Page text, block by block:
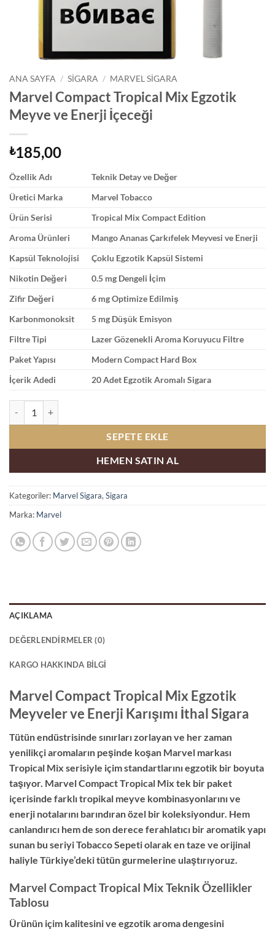
ANA SAYFA / SIGARA / MARVEL SIGARA
Marvel Compact Tropical Mix Egzotik
Meyve ve Enerji İçeceği
₺185,00
Özellik Adı
Teknik Detay ve Değer
Üretici Marka
Marvel Tobacco
Ürün Serisi
Tropical Mix Compact Edition
Aroma Ürünleri
Mango Ananas Çarkıfelek Meyvesi ve Enerji
Kapsül Teknolojisi
Çoklu Egzotik Kapsül Sistemi
Nikotin Değeri
0.5 mg Dengeli İçim
Zifir Değeri
6 mg Optimize Edilmiş
Karbonmonoksit
5 mg Düşük Emisyon
Filtre Tipi
Lazer Gözenekli Aroma Koruyucu Filtre
Paket Yapısı
Modern Compact Hard Box
İçerik Adedi
20 Adet Egzotik Aromalı Sigara
SEPETE EKLE
HEMEN SATIN AL
Kategoriler: Marvel Sigara, Sigara
Marka: Marvel
AÇIKLAMA
DEĞERLENDIRMELER (0)
KARGO HAKKINDA BILGI
Marvel Compact Tropical Mix Egzotik
Meyveler ve Enerji Karışımı İthal Sigara
Tütün endüstrisinde sınırları zorlayan ve her zaman
yenilikçi aromaların peşinde koşan Marvel markası
Tropical Mix serisiyle içim standartlarını egzotik bir boyuta
taşıyor. Marvel Compact Tropical Mix tek bir paket
içerisinde farklı tropikal meyve kombinasyonlarını ve
enerji notalarını barındıran özel bir koleksiyondur. Hem
canlandırıcı hem de son derece ferahlatıcı bir aromatik yapı
sunan bu seriyi Tobacco Sepeti olarak en taze ve orijinal
haliyle Türkiye’deki tütün gurmelerine ulaştırıyoruz.
Marvel Compact Tropical Mix Teknik Özellikler
Tablosu
Ürünün içim kalitesini ve egzotik aroma dengesini